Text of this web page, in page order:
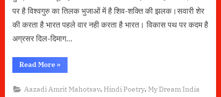
पर है विश्वगुरु का तिलक भुजाओं में है शिव-शक्ति की झलक।सवारी शेर
की करता है भारत पहले वार नही करता है भारत। विकास पथ पर कदम है
अग्रसर दिल-दिमाग…
Read More“माथे
पर
विश्वगुरु
का
»
Aazadi Amrit Mahotsav,Hindi Poetry,My Dream India